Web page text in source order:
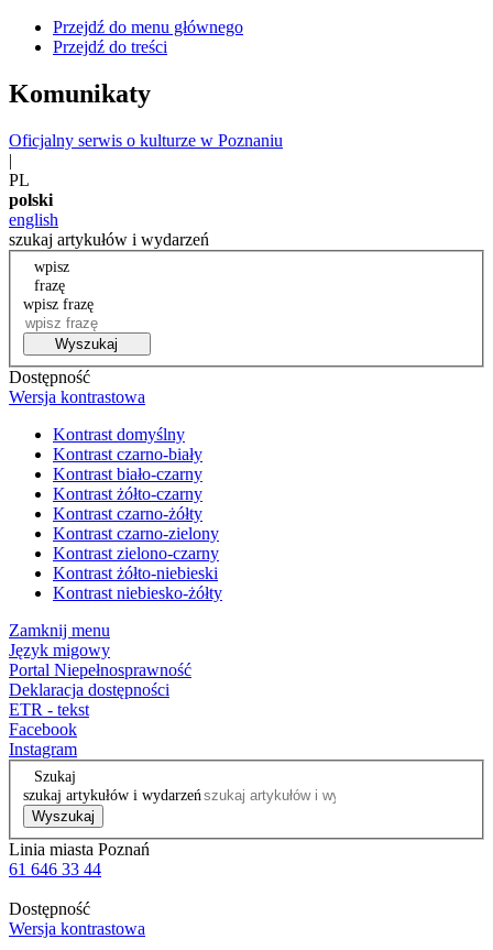
Przejdź do menu głównego
Przejdź do treści
Komunikaty
Oficjalny serwis o kulturze w Poznaniu
|
PL
polski
english
szukaj artykułów i wydarzeń
wpisz
frazę
wpisz frazę
Wyszukaj
Dostępność
Wersja kontrastowa
Kontrast domyślny
Kontrast czarno-biały
Kontrast biało-czarny
Kontrast żółto-czarny
Kontrast czarno-żółty
Kontrast czarno-zielony
Kontrast zielono-czarny
Kontrast żółto-niebieski
Kontrast niebiesko-żółty
Zamknij menu
Język migowy
Portal Niepełnosprawność
Deklaracja dostępności
ETR - tekst
Facebook
Instagram
Szukaj
szukaj artykułów i wydarzeń
Wyszukaj
Linia miasta Poznań
61 646 33 44
Dostępność
Wersja kontrastowa